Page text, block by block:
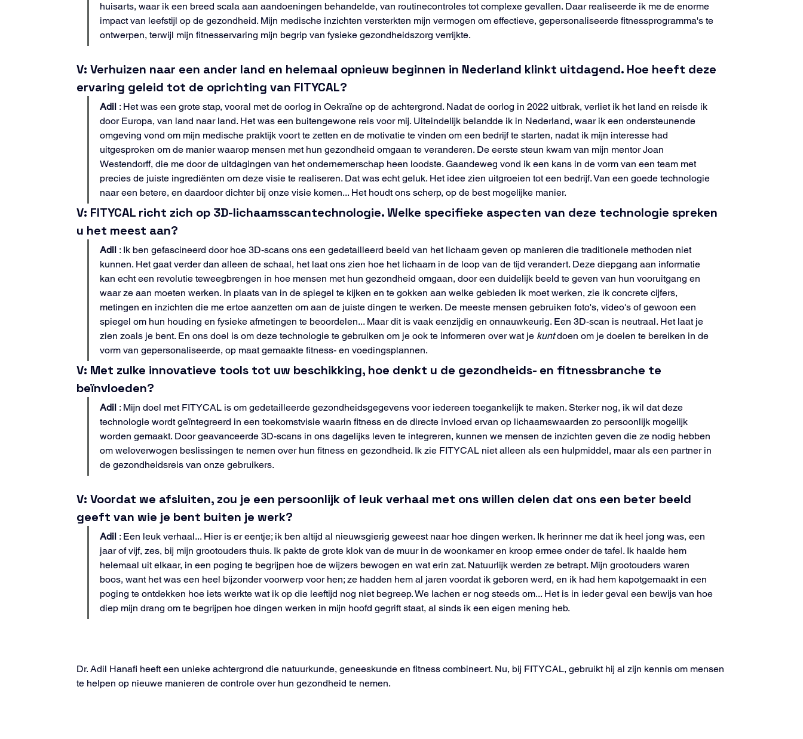
huisarts, waar ik een breed scala aan aandoeningen behandelde, van routinecontroles tot complexe gevallen. Daar realiseerde ik me de enorme
impact van leefstijl op de gezondheid. Mijn medische inzichten versterkten mijn vermogen om effectieve, gepersonaliseerde fitnessprogramma's te
ontwerpen, terwijl mijn fitnesservaring mijn begrip van fysieke gezondheidszorg verrijkte.
V: Verhuizen naar een ander land en helemaal opnieuw beginnen in Nederland klinkt uitdagend. Hoe heeft deze
ervaring geleid tot de oprichting van FITYCAL?
Adil : Het was een grote stap, vooral met de oorlog in Oekraïne op de achtergrond. Nadat de oorlog in 2022 uitbrak, verliet ik het land en reisde ik
door Europa, van land naar land. Het was een buitengewone reis voor mij. Uiteindelijk belandde ik in Nederland, waar ik een ondersteunende
omgeving vond om mijn medische praktijk voort te zetten en de motivatie te vinden om een bedrijf te starten, nadat ik mijn interesse had
uitgesproken om de manier waarop mensen met hun gezondheid omgaan te veranderen. De eerste steun kwam van mijn mentor Joan
Westendorff, die me door de uitdagingen van het ondernemerschap heen loodste. Gaandeweg vond ik een kans in de vorm van een team met
precies de juiste ingrediënten om deze visie te realiseren. Dat was echt geluk. Het idee zien uitgroeien tot een bedrijf. Van een goede technologie
naar een betere, en daardoor dichter bij onze visie komen... Het houdt ons scherp, op de best mogelijke manier.
V: FITYCAL richt zich op 3D-lichaamsscantechnologie. Welke specifieke aspecten van deze technologie spreken
u het meest aan?
Adil : Ik ben gefascineerd door hoe 3D-scans ons een gedetailleerd beeld van het lichaam geven op manieren die traditionele methoden niet
kunnen. Het gaat verder dan alleen de schaal, het laat ons zien hoe het lichaam in de loop van de tijd verandert. Deze diepgang aan informatie
kan echt een revolutie teweegbrengen in hoe mensen met hun gezondheid omgaan, door een duidelijk beeld te geven van hun vooruitgang en
waar ze aan moeten werken. In plaats van in de spiegel te kijken en te gokken aan welke gebieden ik moet werken, zie ik concrete cijfers,
metingen en inzichten die me ertoe aanzetten om aan de juiste dingen te werken. De meeste mensen gebruiken foto's, video's of gewoon een
spiegel om hun houding en fysieke afmetingen te beoordelen... Maar dit is vaak eenzijdig en onnauwkeurig. Een 3D-scan is neutraal. Het laat je
zien zoals je bent. En ons doel is om deze technologie te gebruiken om je ook te informeren over wat je kunt doen om je doelen te bereiken in de
vorm van gepersonaliseerde, op maat gemaakte fitness- en voedingsplannen.
V: Met zulke innovatieve tools tot uw beschikking, hoe denkt u de gezondheids- en fitnessbranche te
beïnvloeden?
Adil : Mijn doel met FITYCAL is om gedetailleerde gezondheidsgegevens voor iedereen toegankelijk te maken. Sterker nog, ik wil dat deze
technologie wordt geïntegreerd in een toekomstvisie waarin fitness en de directe invloed ervan op lichaamswaarden zo persoonlijk mogelijk
worden gemaakt. Door geavanceerde 3D-scans in ons dagelijks leven te integreren, kunnen we mensen de inzichten geven die ze nodig hebben
om weloverwogen beslissingen te nemen over hun fitness en gezondheid. Ik zie FITYCAL niet alleen als een hulpmiddel, maar als een partner in
de gezondheidsreis van onze gebruikers.
V: Voordat we afsluiten, zou je een persoonlijk of leuk verhaal met ons willen delen dat ons een beter beeld
geeft van wie je bent buiten je werk?
Adil : Een leuk verhaal... Hier is er eentje; ik ben altijd al nieuwsgierig geweest naar hoe dingen werken. Ik herinner me dat ik heel jong was, een
jaar of vijf, zes, bij mijn grootouders thuis. Ik pakte de grote klok van de muur in de woonkamer en kroop ermee onder de tafel. Ik haalde hem
helemaal uit elkaar, in een poging te begrijpen hoe de wijzers bewogen en wat erin zat. Natuurlijk werden ze betrapt. Mijn grootouders waren
boos, want het was een heel bijzonder voorwerp voor hen; ze hadden hem al jaren voordat ik geboren werd, en ik had hem kapotgemaakt in een
poging te ontdekken hoe iets werkte wat ik op die leeftijd nog niet begreep. We lachen er nog steeds om... Het is in ieder geval een bewijs van hoe
diep mijn drang om te begrijpen hoe dingen werken in mijn hoofd gegrift staat, al sinds ik een eigen mening heb.
Dr. Adil Hanafi heeft een unieke achtergrond die natuurkunde, geneeskunde en fitness combineert. Nu, bij FITYCAL, gebruikt hij al zijn kennis om mensen
te helpen op nieuwe manieren de controle over hun gezondheid te nemen.